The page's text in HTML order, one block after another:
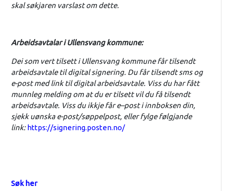
skal søkjaren varslast om dette.
Arbeidsavtalar i Ullensvang kommune:
Dei som vert tilsett i Ullensvang kommune får tilsendt
arbeidsavtale til digital signering. Du får tilsendt sms og
e-post med link til digital arbeidsavtale. Viss du har fått
munnleg melding om at du er tilsett vil du få tilsendt
arbeidsavtale. Viss du ikkje får e–post i innboksen din,
sjekk uønska e-post/søppelpost, eller fylge følgjande
link:https://signering.posten.no/
Søk her